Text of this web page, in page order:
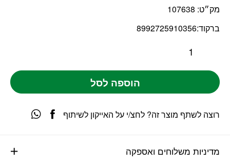
מק״ט: 107638
ברקוד:8992725910356
הוספה לסל
מדיניות משלוחים ואספקה
רוצה לשתף מוצר זה? לחצ/י על האייקון לשיתוף